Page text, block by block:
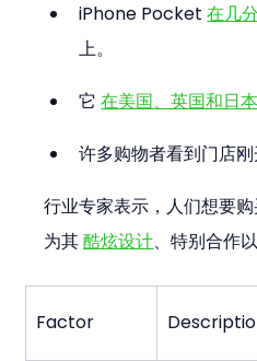
iPhone Pocket 在几
上。
它 在美国、英国和日
许多购物者看到门店刚
行业专家表示，人们想要
为其 酷炫设计、特别合作
Factor